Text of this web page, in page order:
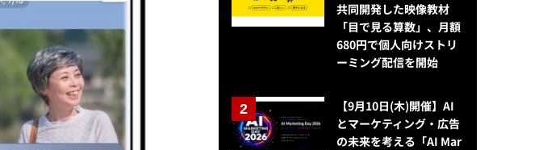
中央公論新社の「婦人公論」コミュニティが成長…デジタル会員数
共同開発した映像教材
「目で見る算数」、月額
680円で個人向けストリ
ーミング配信を開始
【9月10日(木)開催】AI
とマーケティング・広告
の未来を考える「AI Mar